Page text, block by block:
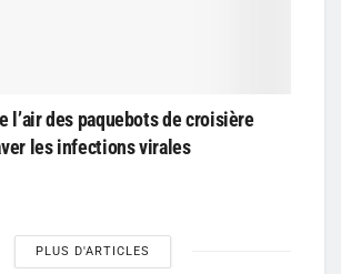
l’air des paquebots de croisière
les infections virales
PLUS D'ARTICLES